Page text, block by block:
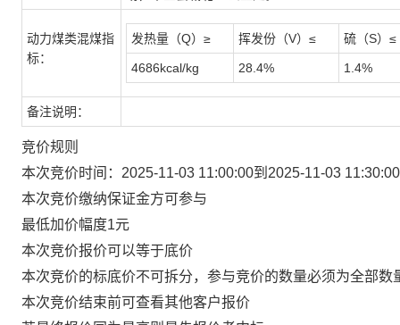
动力煤类混煤指
标：
发热量（Q）≥ 挥发份（V）≤ 硫（S）≤
4686kcal/kg 28.4% 1.4%
备注说明：
竞价规则
本次竞价时间：2025-11-03 11:00:00到2025-11-03
本次竞价缴纳保证金方可参与
最低加价幅度1元
本次竞价报价可以等于底价
本次竞价的标底价不可拆分，参与竞价的数量必须为全部数
本次竞价结束前可查看其他客户报价